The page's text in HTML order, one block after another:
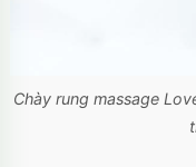
Chày rung massage